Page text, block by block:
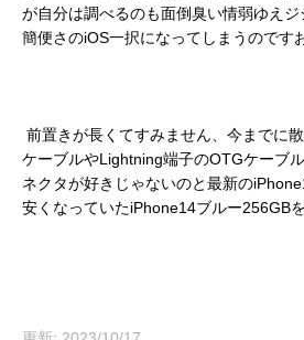
が自分は調べるのも面倒臭い情弱ゆえ
簡便さのiOS一択になってしまうのですお
前置きが長くてすみません、今までに
ケーブルやLightning端子のOTGケーブ
ネクタが好きじゃないのと最新の
安くなっていたiPhone14ブルー256GB